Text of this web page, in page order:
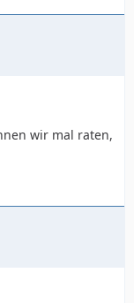
wir mal raten,